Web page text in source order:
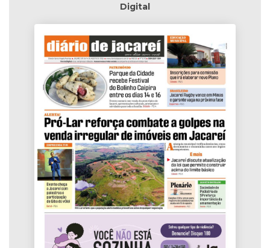
Digital